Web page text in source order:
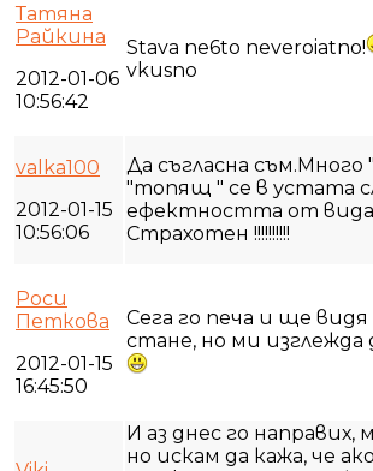
Татяна
Райкина
2012-01-06
10:56:42
Stava ne6to neveroiatno!
vkusno
valka100
2012-01-15
10:56:06
Да съгласна съм.Много
"топящ " се в устата
ефектността от
Страхотен !!!!!!!!!!
Роси
Петкова
2012-01-15
16:45:50
Сега го печа и ще
стане, но ми изглежда
И аз днес го направих,
но искам да кажа, че